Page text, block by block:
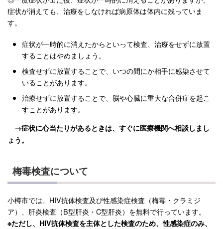
症状が消えても、治療をしなければ病原体は体内に残っていま
す。
症状が一時的に消えたからといって検査、治療をせずに放置
することはやめましょう。
検査せずに放置することで、いつの間にか相手に感染させて
いることがあります。
治療せずに放置することで、脳や心臓に重大な合併症を起こ
すことがあります。
→症状に心当たりがあるときは、すぐに医療機関へ相談しまし
ょう。
梅毒検査について
小樽市では、HIV抗体検査及び性感染症検査（梅毒・クラミジ
ア）、肝炎検査（B型肝炎・C型肝炎）を無料で行っています。
※ただし、HIV抗体検査を主体とした検査のため、性感染症のみ、